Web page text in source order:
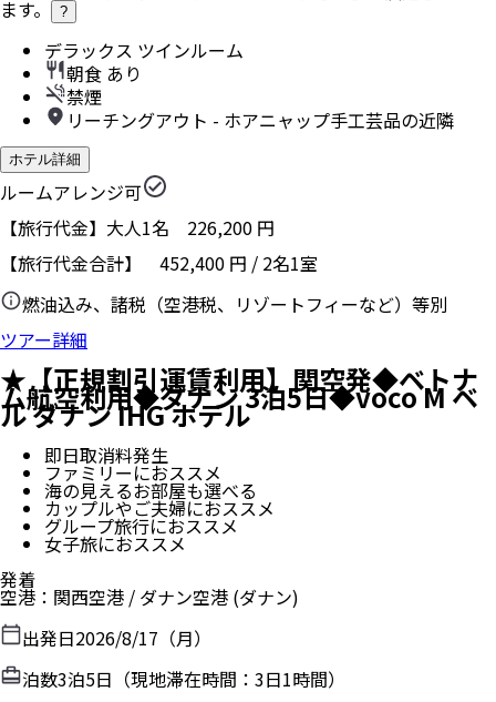
ます。 ?
デラックス ツインルーム
朝食 あり
禁煙
リーチングアウト - ホアニャップ手工芸品の近隣
ホテル詳細
ルームアレンジ可
【旅行代金】大人1名 226,200 円
【旅行代金合計】 452,400 円 / 2名1室
燃油込み、諸税（空港税、リゾートフィーなど）等別
ツアー詳細
★【正規割引運賃利用】関空発◆ベトナ
ム航空利用◆ダナン 3泊5日◆voco M ベ
ル ダナン IHG ホテル
即日取消料発生
ファミリーにおススメ
海の見えるお部屋も選べる
カップルやご夫婦におススメ
グループ旅行におススメ
女子旅におススメ
発着
空港 ： 関西空港 / ダナン空港 (ダナン)
出発日2026/8/17（月）
泊数3泊5日（現地滞在時間： 3日1時間）